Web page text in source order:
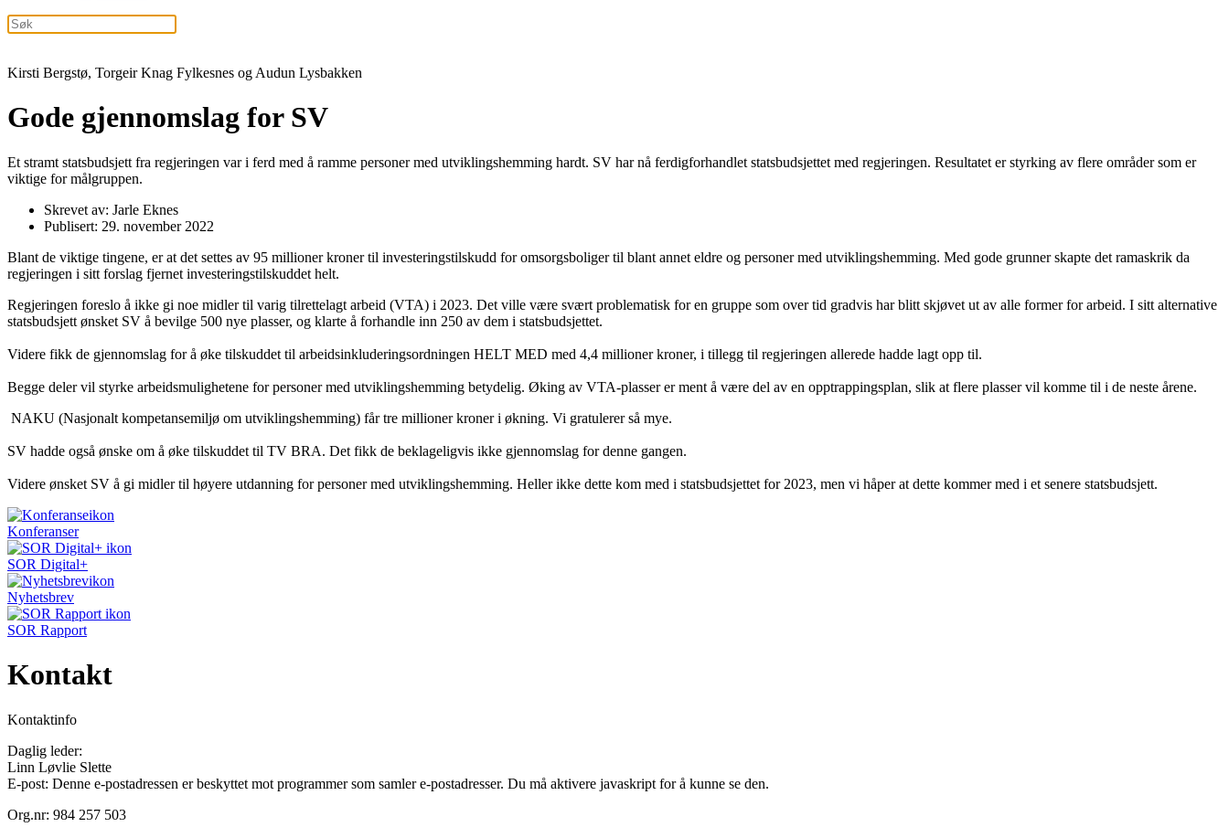
Kirsti Bergstø, Torgeir Knag Fylkesnes og Audun Lysbakken
Gode gjennomslag for SV
Et stramt statsbudsjett fra regjeringen var i ferd med å ramme personer med utviklingshemming hardt. SV har nå ferdigforhandlet statsbudsjettet med regjeringen. Resultatet er styrking av flere områder som er
viktige for målgruppen.
Skrevet av: Jarle Eknes
Publisert: 29. november 2022
Blant de viktige tingene, er at det settes av 95 millioner kroner til investeringstilskudd for omsorgsboliger til blant annet eldre og personer med utviklingshemming. Med gode grunner skapte det ramaskrik da
regjeringen i sitt forslag fjernet investeringstilskuddet helt.
Regjeringen foreslo å ikke gi noe midler til varig tilrettelagt arbeid (VTA) i 2023. Det ville være svært problematisk for en gruppe som over tid gradvis har blitt skjøvet ut av alle former for arbeid. I sitt alternative
statsbudsjett ønsket SV å bevilge 500 nye plasser, og klarte å forhandle inn 250 av dem i statsbudsjettet.
Videre fikk de gjennomslag for å øke tilskuddet til arbeidsinkluderingsordningen HELT MED med 4,4 millioner kroner, i tillegg til regjeringen allerede hadde lagt opp til.
Begge deler vil styrke arbeidsmulighetene for personer med utviklingshemming betydelig. Øking av VTA-plasser er ment å være del av en opptrappingsplan, slik at flere plasser vil komme til i de neste årene.
NAKU (Nasjonalt kompetansemiljø om utviklingshemming) får tre millioner kroner i økning. Vi gratulerer så mye.
SV hadde også ønske om å øke tilskuddet til TV BRA. Det fikk de beklageligvis ikke gjennomslag for denne gangen.
Videre ønsket SV å gi midler til høyere utdanning for personer med utviklingshemming. Heller ikke dette kom med i statsbudsjettet for 2023, men vi håper at dette kommer med i et senere statsbudsjett.
Konferanser
SOR Digital+
Nyhetsbrev
SOR Rapport
Kontakt
Kontaktinfo
Daglig leder:
Linn Løvlie Slette
E-post: Denne e-postadressen er beskyttet mot programmer som samler e-postadresser. Du må aktivere javaskript for å kunne se den.
Org.nr: 984 257 503